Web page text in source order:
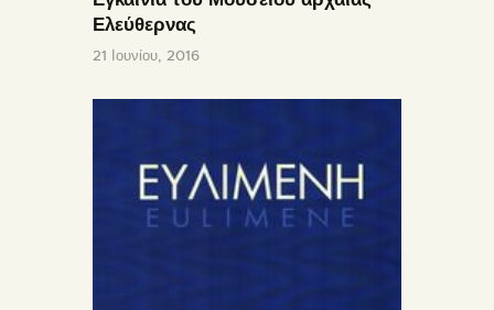
Ελεύθερνας
21 Ιουνίου, 2016